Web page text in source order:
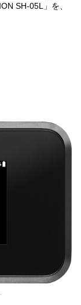
SH-05L」を、